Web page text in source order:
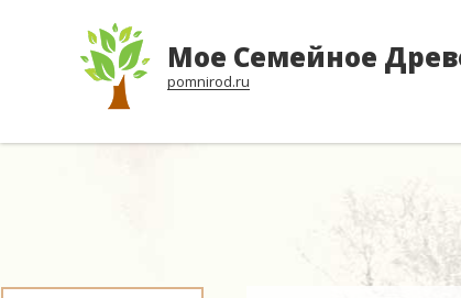
Мое Семейное
pomnirod.ru